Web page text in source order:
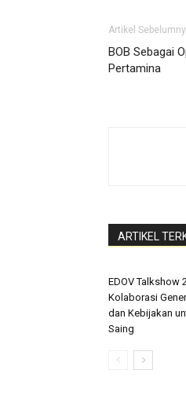
Artikel
BOB Sebagai
Pertamina
ARTIKEL
EDOV Talkshow
Kolaborasi
dan Kebijakan
Saing